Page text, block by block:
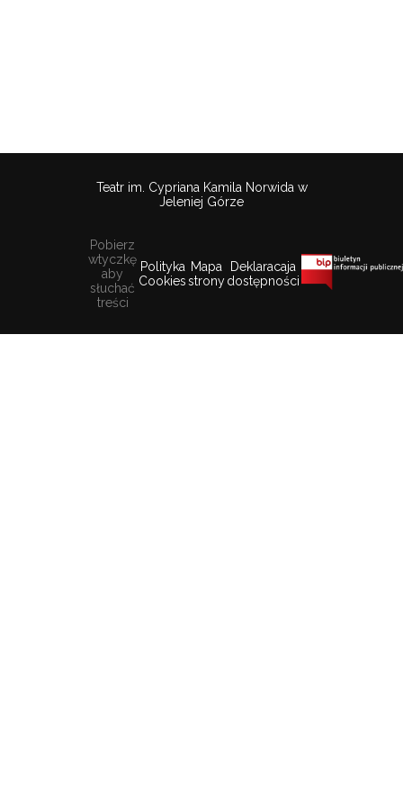
Teatr im. Cypriana Kamila Norwida w
Jeleniej Górze
Pobierz
wtyczkę
aby
słuchać
treści
Polityka
Cookies
Mapa
strony
Deklaracaja
dostępności